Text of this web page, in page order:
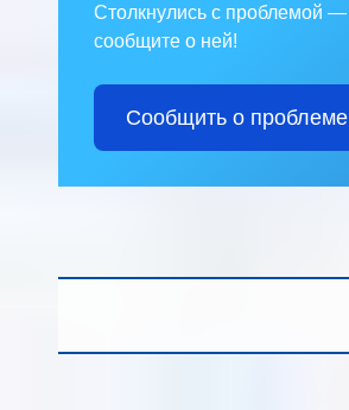
Столкнулись с проблемой —
сообщите о ней!
Сообщить о проблеме